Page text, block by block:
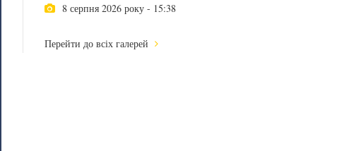
8 серпня 2026 року - 15:38
Перейти до всіх галерей